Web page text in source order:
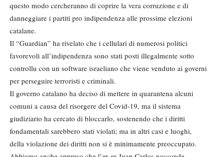
questo modo cercheranno di coprire la vera corruzione e di
danneggiare i partiti pro indipendenza alle prossime elezioni
catalane.
Il “Guardian” ha rivelato che i cellulari di numerosi politici
favorevoli all’indipendenza sono stati posti illegalmente sotto
controllu con un software israeliano che viene venduto ai governi
per perseguire terroristi e criminali.
Il governo catalano ha deciso di mettere in quarantena alcuni
comuni a causa del risorgere del Covid-19, ma il sistema
giudiziario ha cercato di bloccarlo, sostenendo che i diritti
fondamentali sarebbero stati violati; ma in altri casi e luoghi,
della violazione dei diritti non si è minimamente preoccupato.